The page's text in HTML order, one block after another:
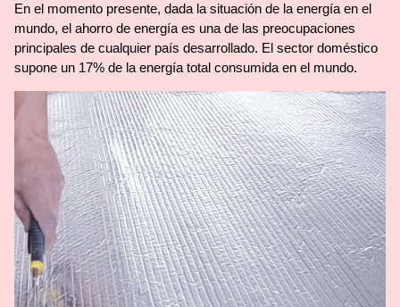
En el momento presente, dada la situación de la energía en el
mundo, el ahorro de energía es una de las preocupaciones
principales de cualquier país desarrollado. El sector doméstico
supone un 17% de la energía total consumida en el mundo.